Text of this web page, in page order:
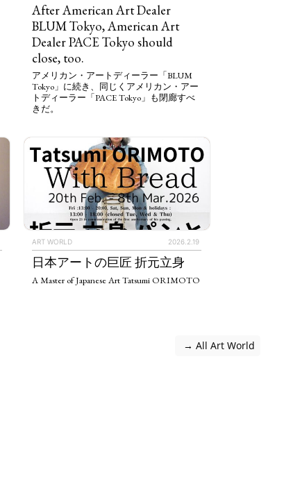
After American Art Dealer
BLUM Tokyo, American Art
Dealer PACE Tokyo should
close, too.
アメリカン・アートディーラー「BLUM
Tokyo」に続き、同じくアメリカン・アー
トディーラー「PACE Tokyo」も閉廊すべ
きだ。
ART WORLD 2026.2.19
日本アートの巨匠 折元立身
A Master of Japanese Art Tatsumi ORIMOTO
→ All Art World